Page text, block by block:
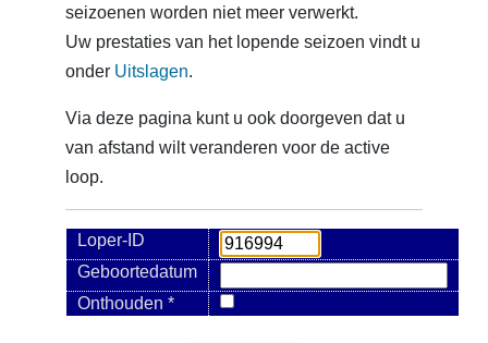
seizoenen worden niet meer verwerkt.
Uw prestaties van het lopende seizoen vindt u
onder Uitslagen.
Via deze pagina kunt u ook doorgeven dat u
van afstand wilt veranderen voor de active
loop.
Loper-ID
Geboortedatum
Onthouden *